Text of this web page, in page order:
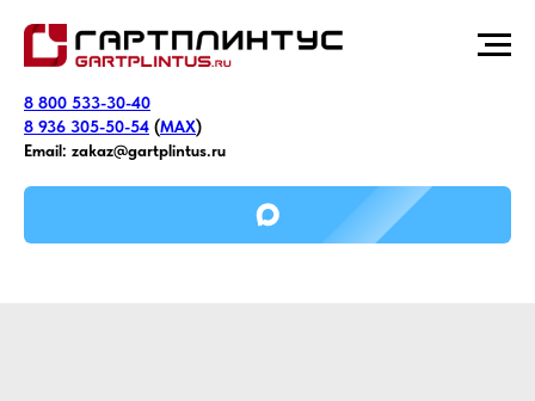
8 800 533-30-40
8 936 305-50-54 (MAX)
Email: zakaz@gartplintus.ru